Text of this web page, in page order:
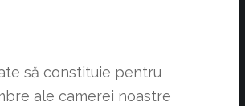
să constituie pentru
ale camerei noastre